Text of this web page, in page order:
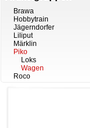
Brawa
Hobbytrain
Jägerndorfer
Liliput
Märklin
Piko
Loks
Wagen
Roco